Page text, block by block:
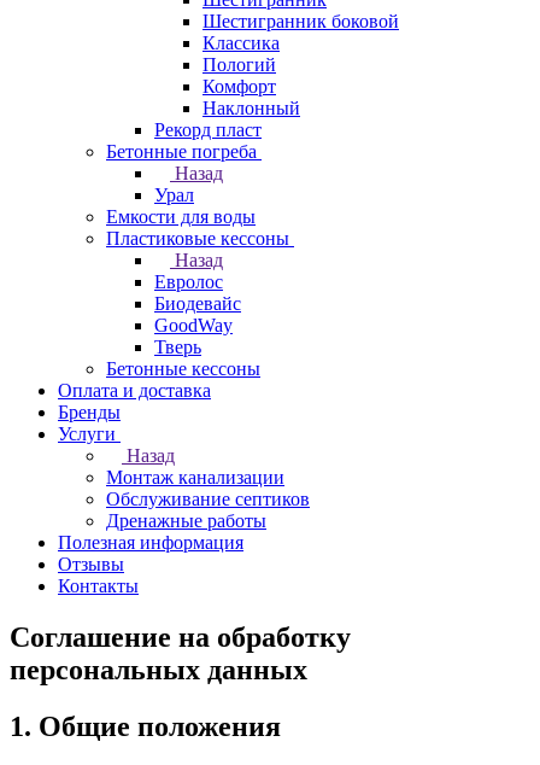
Шестигранник боковой
Классика
Пологий
Комфорт
Наклонный
Рекорд пласт
Бетонные погреба
Назад
Урал
Емкости для воды
Пластиковые кессоны
Назад
Евролос
Биодевайс
GoodWay
Тверь
Бетонные кессоны
Оплата и доставка
Бренды
Услуги
Назад
Монтаж канализации
Обслуживание септиков
Дренажные работы
Полезная информация
Отзывы
Контакты
Соглашение на обработку
персональных данных
1. Общие положения